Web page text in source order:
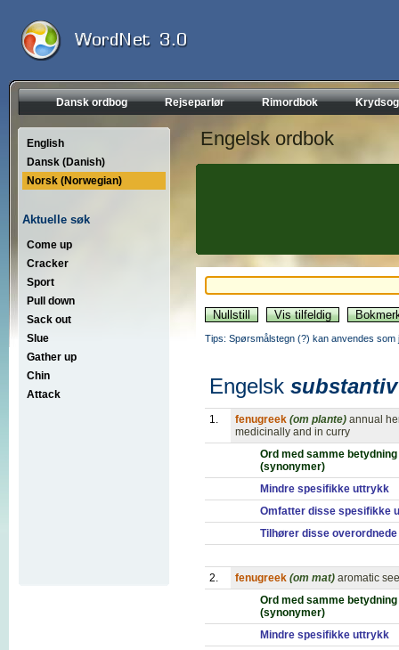
Dansk ordbog Rejseparlør Rimordbok
English
Dansk (Danish)
Norsk (Norwegian)
Aktuelle søk
Come up
Cracker
Sport
Pull down
Sack out
Slue
Gather up
Chin
Attack
Engelsk ordbok
Tips: Spørsmålstegn (?) kan anvendes
Engelsk substantiv
1. fenugreek (om plante) annual
medicinally and in curry
Ord med samme betydning
(synonymer)
Mindre spesifikke uttrykk
Omfatter disse spesifikke
Tilhører disse
2. fenugreek (om mat) aromatic
Ord med samme betydning
(synonymer)
Mindre spesifikke uttrykk